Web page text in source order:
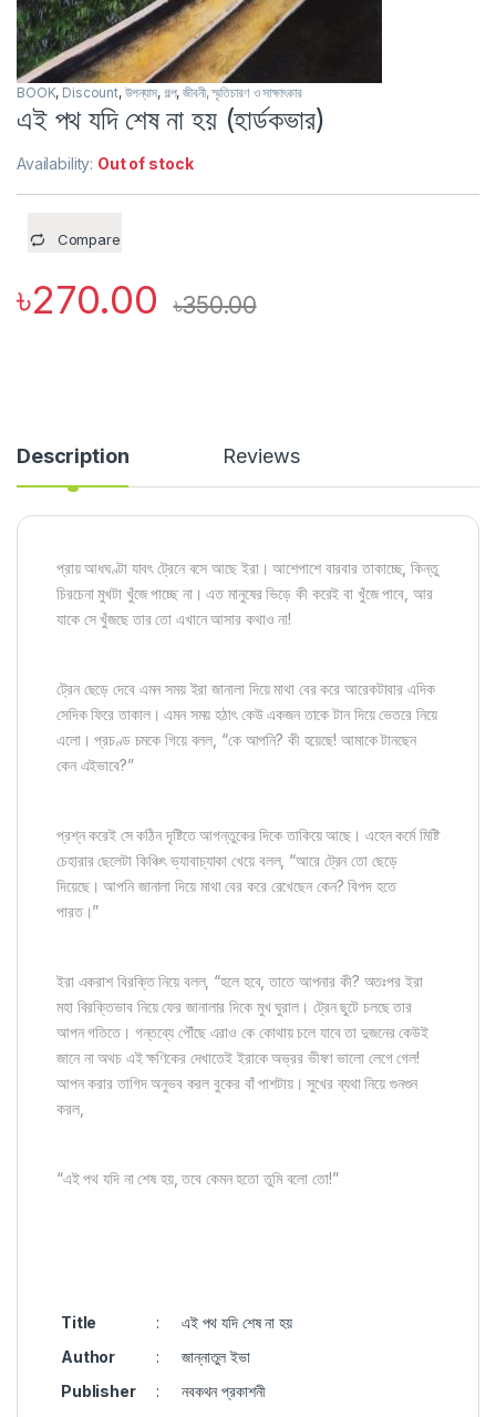
BOOK, Discount, উপন্যাস, গল্প,জীবনী, স্মৃতিচারণ ও সাক্ষাৎকার
এই পথ যদি শেষ না হয় (হার্ডকভার)
Availability: Out of stock
Compare
৳270.00 ৳350.00
Description Reviews
প্রায় আধঘণ্টা যাবৎ ট্রেনে বসে আছে ইরা। আশেপাশে বারবার তাকাচ্ছে, কিন্তু
চিরচেনা মুখটা খুঁজে পাচ্ছে না। এত মানুষের ভিড়ে কী করেই বা খুঁজে পাবে, আর
যাকে সে খুঁজছে তার তো এখানে আসার কথাও না!
ট্রেন ছেড়ে দেবে এমন সময় ইরা জানালা দিয়ে মাথা বের করে আরেকটাবার এদিক
সেদিক ফিরে তাকাল। এমন সময় হঠাৎ কেউ একজন তাকে টান দিয়ে ভেতরে নিয়ে
এলো। প্রচণ্ড চমকে গিয়ে বলল, “কে আপনি? কী হয়েছে! আমাকে টানছেন
কেন এইভাবে?”
প্রশ্ন করেই সে কঠিন দৃষ্টিতে আগন্তুকের দিকে তাকিয়ে আছে। এহেন কর্মে মিষ্টি
চেহারার ছেলেটা কিঞ্চিৎ ভ্যাবাচ্যাকা খেয়ে বলল, “আরে ট্রেন তো ছেড়ে
দিয়েছে। আপনি জানালা দিয়ে মাথা বের করে রেখেছেন কেন? বিপদ হতে
পারত।”
ইরা একরাশ বিরক্তি নিয়ে বলল, “হলে হবে, তাতে আপনার কী? অতঃপর ইরা
মহা বিরক্তিভাব নিয়ে ফের জানালার দিকে মুখ ঘুরাল। ট্রেন ছুটে চলছে তার
আপন গতিতে। গন্তব্যে পৌঁছে এরাও কে কোথায় চলে যাবে তা দুজনের কেউই
জানে না অথচ এই ক্ষণিকের দেখাতেই ইরাকে অভ্রর ভীষণ ভালো লেগে গেল!
আপন করার তাগিদ অনুভব করল বুকের বাঁ পাশটায়। সুখের ব্যথা নিয়ে গুনগুন
করল,
“এই পথ যদি না শেষ হয়, তবে কেমন হতো তুমি বলো তো!”
Title :
এই পথ যদি শেষ না হয়
Author
:
জান্নাতুল ইভা
Publisher
:
নবকথন প্রকাশনী